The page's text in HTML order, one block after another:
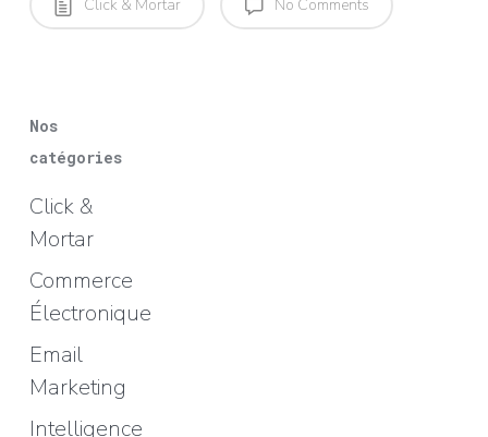
Click & Mortar No Comments
Nos
catégories
Click &
Mortar
Commerce
Électronique
Email
Marketing
Intelligence